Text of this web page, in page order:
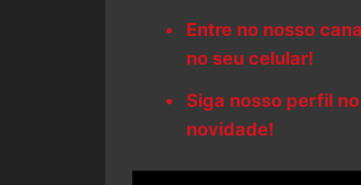
Entre no nosso
no seu celular!
Siga nosso perfil
novidade!